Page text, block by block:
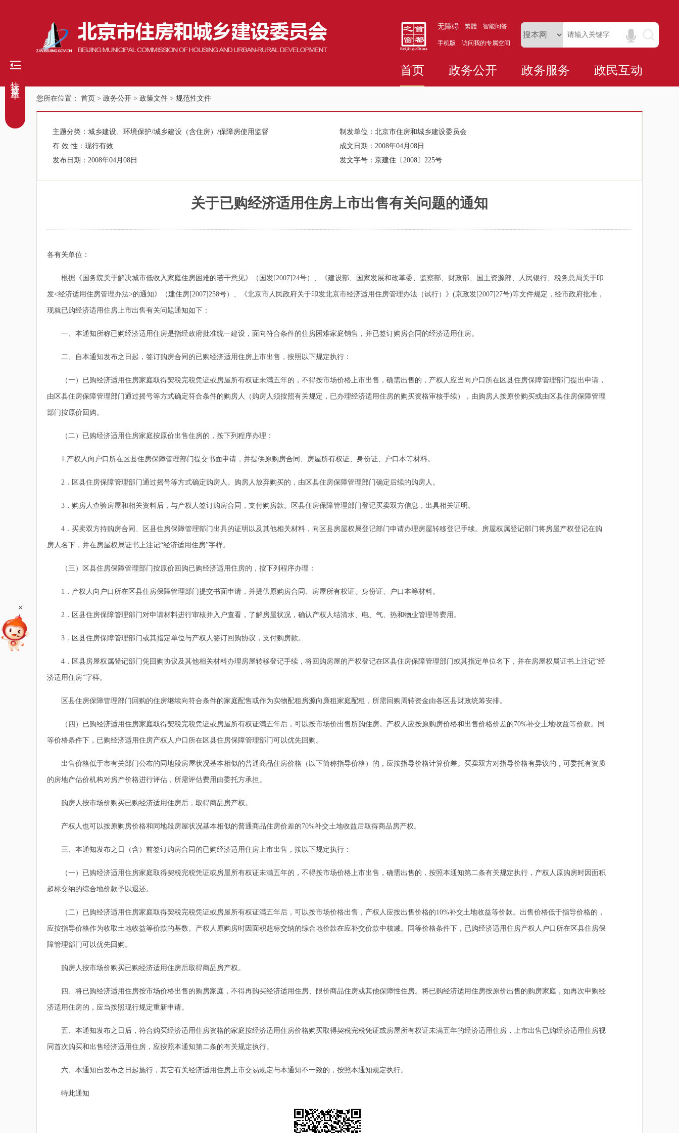
无障碍 繁體 智能问答
手机版 访问我的专属空间
首页 政务公开 政务服务 政民互动
您所在位置： 首页 > 政务公开 > 政策文件 > 规范性文件
主题分类： 城乡建设、环境保护/城乡建设（含住房）/保障房使用监督 制发单位： 北京市住房和城乡建设委员会
有 效 性： 现行有效 成文日期： 2008年04月08日
发布日期： 2008年04月08日 发文字号： 京建住〔2008〕225号
关于已购经济适用住房上市出售有关问题的通知
各有关单位：
根据《国务院关于解决城市低收入家庭住房困难的若干意见》（国发[2007]24号）、《建设部、国家发展和改革委、监察部、财政部、国土资源部、人民银行、税务总局关于印
发<经济适用住房管理办法>的通知》（建住房[2007]258号）、《北京市人民政府关于印发北京市经济适用住房管理办法（试行）》(京政发[2007]27号)等文件规定，经市政府批准，
现就已购经济适用住房上市出售有关问题通知如下：
一、本通知所称已购经济适用住房是指经政府批准统一建设，面向符合条件的住房困难家庭销售，并已签订购房合同的经济适用住房。
二、自本通知发布之日起，签订购房合同的已购经济适用住房上市出售，按照以下规定执行：
（一）已购经济适用住房家庭取得契税完税凭证或房屋所有权证未满五年的，不得按市场价格上市出售，确需出售的，产权人应当向户口所在区县住房保障管理部门提出申请，
由区县住房保障管理部门通过摇号等方式确定符合条件的购房人（购房人须按照有关规定，已办理经济适用住房的购买资格审核手续），由购房人按原价购买或由区县住房保障管理
部门按原价回购。
（二）已购经济适用住房家庭按原价出售住房的，按下列程序办理：
1.产权人向户口所在区县住房保障管理部门提交书面申请，并提供原购房合同、房屋所有权证、身份证、户口本等材料。
2．区县住房保障管理部门通过摇号等方式确定购房人。购房人放弃购买的，由区县住房保障管理部门确定后续的购房人。
3．购房人查验房屋和相关资料后，与产权人签订购房合同，支付购房款。区县住房保障管理部门登记买卖双方信息，出具相关证明。
4．买卖双方持购房合同、区县住房保障管理部门出具的证明以及其他相关材料，向区县房屋权属登记部门申请办理房屋转移登记手续。房屋权属登记部门将房屋产权登记在购
房人名下，并在房屋权属证书上注记“经济适用住房”字样。
（三）区县住房保障管理部门按原价回购已购经济适用住房的，按下列程序办理：
1．产权人向户口所在区县住房保障管理部门提交书面申请，并提供原购房合同、房屋所有权证、身份证、户口本等材料。
2．区县住房保障管理部门对申请材料进行审核并入户查看，了解房屋状况，确认产权人结清水、电、气、热和物业管理等费用。
3．区县住房保障管理部门或其指定单位与产权人签订回购协议，支付购房款。
4．区县房屋权属登记部门凭回购协议及其他相关材料办理房屋转移登记手续，将回购房屋的产权登记在区县住房保障管理部门或其指定单位名下，并在房屋权属证书上注记“经
济适用住房”字样。
区县住房保障管理部门回购的住房继续向符合条件的家庭配售或作为实物配租房源向廉租家庭配租，所需回购周转资金由各区县财政统筹安排。
（四）已购经济适用住房家庭取得契税完税凭证或房屋所有权证满五年后，可以按市场价出售所购住房。产权人应按原购房价格和出售价格价差的70%补交土地收益等价款。同
等价格条件下，已购经济适用住房产权人户口所在区县住房保障管理部门可以优先回购。
出售价格低于市有关部门公布的同地段房屋状况基本相似的普通商品住房价格（以下简称指导价格）的，应按指导价格计算价差。买卖双方对指导价格有异议的，可委托有资质
的房地产估价机构对房产价格进行评估，所需评估费用由委托方承担。
购房人按市场价购买已购经济适用住房后，取得商品房产权。
产权人也可以按原购房价格和同地段房屋状况基本相似的普通商品住房价差的70%补交土地收益后取得商品房产权。
三、本通知发布之日（含）前签订购房合同的已购经济适用住房上市出售，按以下规定执行：
（一）已购经济适用住房家庭取得契税完税凭证或房屋所有权证未满五年的，不得按市场价格上市出售，确需出售的，按照本通知第二条有关规定执行，产权人原购房时因面积
超标交纳的综合地价款予以退还。
（二）已购经济适用住房家庭取得契税完税凭证或房屋所有权证满五年后，可以按市场价格出售，产权人应按出售价格的10%补交土地收益等价款。出售价格低于指导价格的，
应按指导价格作为收取土地收益等价款的基数。产权人原购房时因面积超标交纳的综合地价款在应补交价款中核减。同等价格条件下，已购经济适用住房产权人户口所在区县住房保
障管理部门可以优先回购。
购房人按市场价购买已购经济适用住房后取得商品房产权。
四、将已购经济适用住房按市场价格出售的购房家庭，不得再购买经济适用住房、限价商品住房或其他保障性住房。将已购经济适用住房按原价出售的购房家庭，如再次申购经
济适用住房的，应当按照现行规定重新申请。
五、本通知发布之日后，符合购买经济适用住房资格的家庭按经济适用住房价格购买取得契税完税凭证或房屋所有权证未满五年的经济适用住房，上市出售已购经济适用住房视
同首次购买和出售经济适用住房，应按照本通知第二条的有关规定执行。
六、本通知自发布之日起施行，其它有关经济适用住房上市交易规定与本通知不一致的，按照本通知规定执行。
特此通知
+
快捷菜单